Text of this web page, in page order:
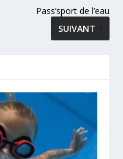
Pass’sport de l’eau
SUIVANT